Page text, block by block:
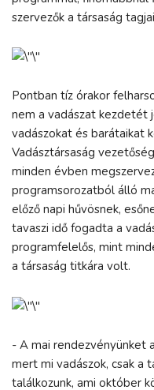
szervezők a társaság
Pontban tíz órakor
nem a vadászat kezdetét
vadászokat és barátaikat
Vadásztársaság
minden évben
programsorozatból álló
előző napi hűvösnek,
tavaszi idő fogadta a
programfelelős, mint
a társaság titkára volt.
- A mai rendezvényünket
mert mi vadászok, csak a
találkozunk, ami október